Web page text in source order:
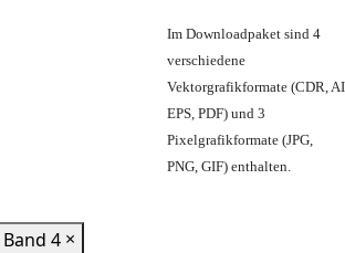
Im Downloadpaket sind 4
verschiedene
Vektorgrafikformate (CDR, AI
EPS, PDF) und 3
Pixelgrafikformate (JPG,
PNG, GIF) enthalten.
×